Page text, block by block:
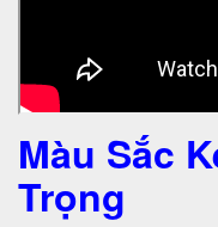
Màu Sắc
Trọng